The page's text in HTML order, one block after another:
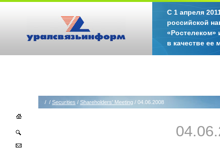
С 1 апреля
российской
«Ростелеком»
в качестве ее
/ / Securities / Shareholders' Meeting / 04.06.2008